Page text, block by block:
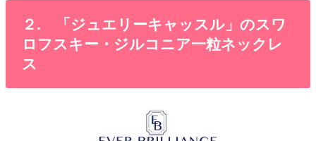
２. 「ジュエリーキャッスル」のスワ
ロフスキー・ジルコニア一粒ネックレ
ス